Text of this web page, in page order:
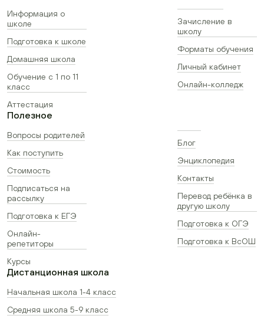
Информация о
школе
Подготовка к школе
Домашняя школа
Обучение с 1 по 11
класс
Аттестация
Зачисление в
школу
Форматы обучения
Личный кабинет
Онлайн-колледж
Полезное
Вопросы родителей
Как поступить
Стоимость
Подписаться на
рассылку
Подготовка к ЕГЭ
Онлайн-
репетиторы
Курсы
Блог
Энциклопедия
Контакты
Перевод ребёнка в
другую школу
Подготовка к ОГЭ
Подготовка к ВсОШ
Дистанционная школа
Начальная школа 1-4 класс
Средняя школа 5-9 класс